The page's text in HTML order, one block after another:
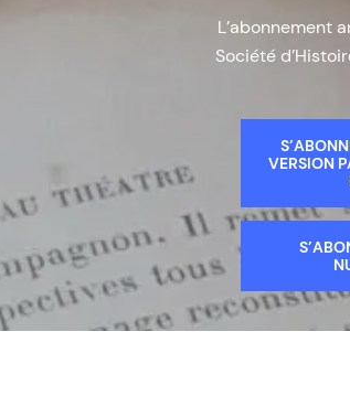
L’abonnement
Société
VERSION